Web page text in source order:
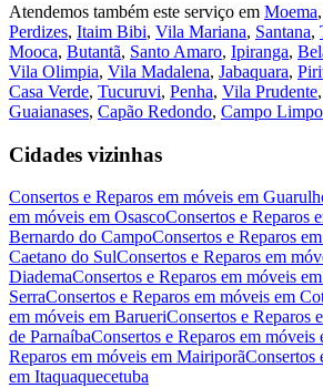
Atendemos também este serviço em Moema,
Perdizes, Itaim Bibi, Vila Mariana, Santana,
Mooca, Butantã, Santo Amaro, Ipiranga,
Vila Olimpia, Vila Madalena, Jabaquara,
Casa Verde, Tucuruvi, Penha, Vila Prudente,
Guaianases, Capão Redondo, Campo Limpo
Cidades vizinhas
Consertos e Reparos em móveis em
em móveis em OsascoConsertos e Reparos
Bernardo do CampoConsertos e Reparos
Caetano do SulConsertos e Reparos em
DiademaConsertos e Reparos em móveis em
SerraConsertos e Reparos em móveis em
em móveis em BarueriConsertos e Reparos
de ParnaíbaConsertos e Reparos em móveis
Reparos em móveis em MairiporãConsertos
em Itaquaquecetuba